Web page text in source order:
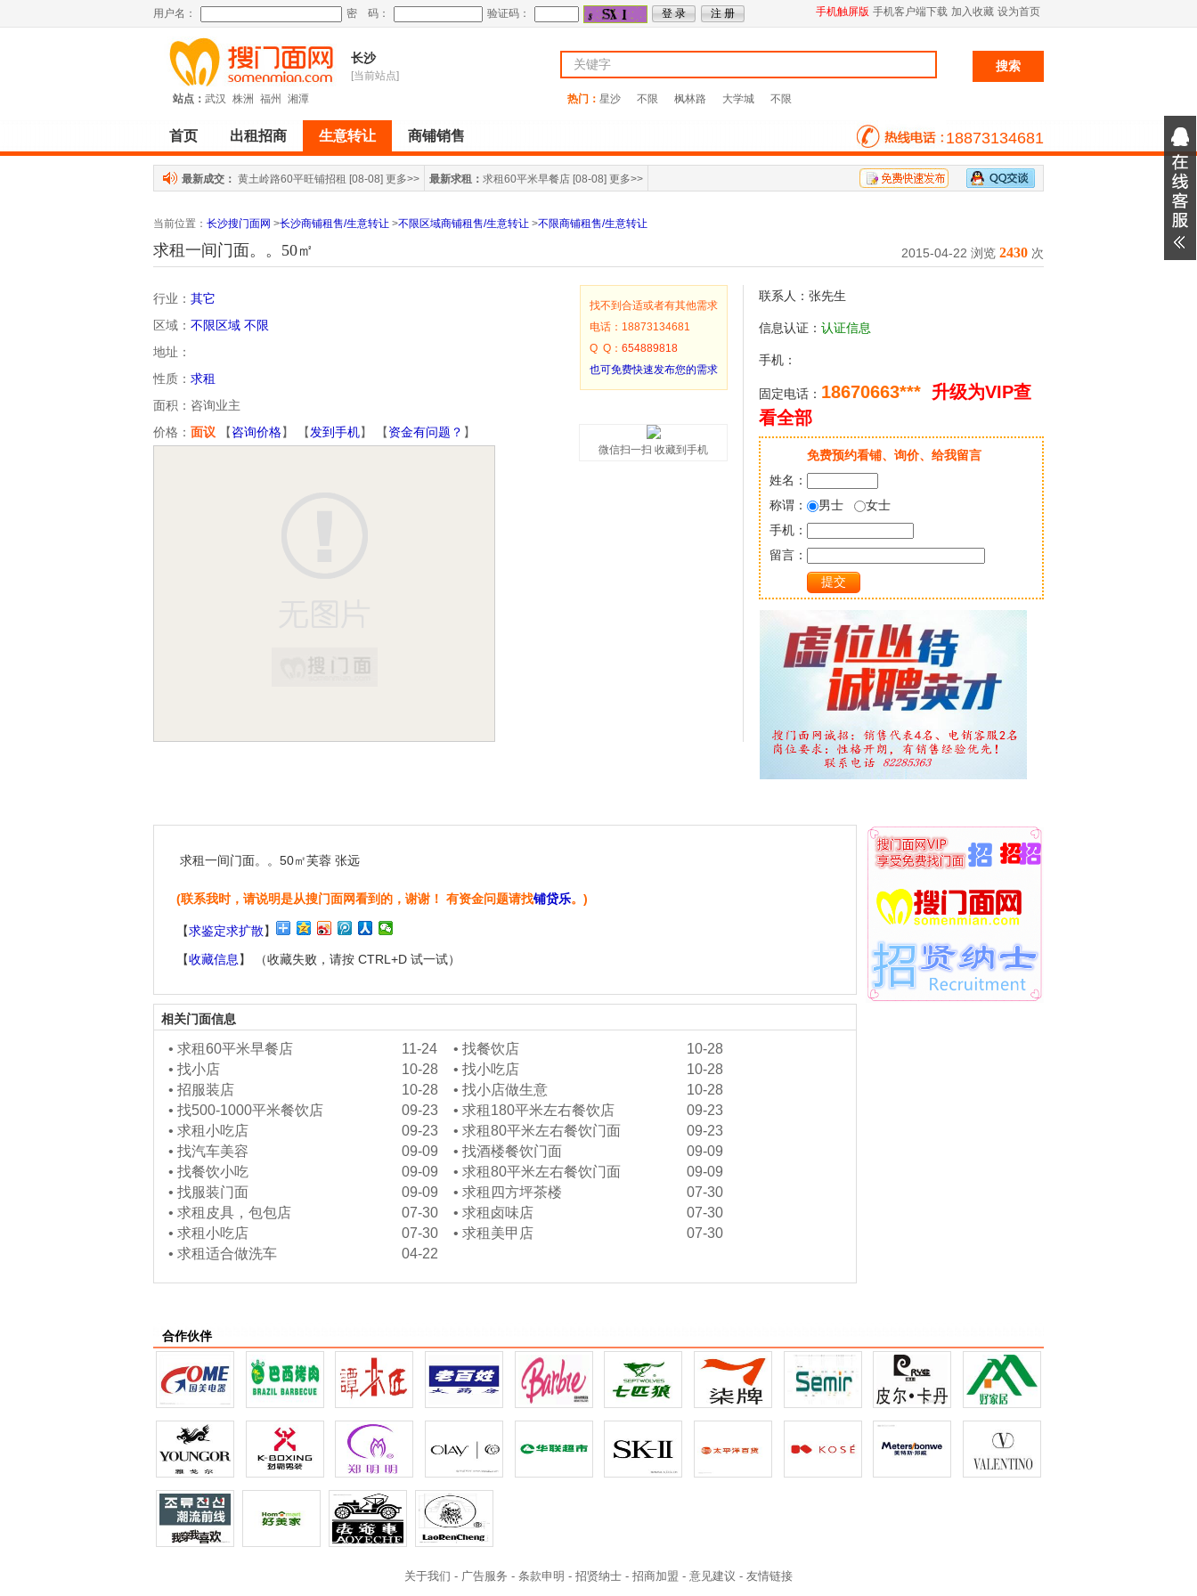
用户名： 密 码： 验证码： 手机触屏版 手机客户端下载 加入收藏 设为首页
长沙
[当前站点]
站点： 武汉 株洲 福州 湘潭 热门： 星沙 不限 枫林路 大学城 不限
首页 出租招商 生意转让 商铺销售 18873134681
最新成交： 黄土岭路60平旺铺招租 [08-08] 更多>> 最新求租： 求租60平米早餐店 [08-08] 更多>>
当前位置 ： 长沙搜门面网 >长沙商铺租售/生意转让 >不限区域商铺租售/生意转让 >不限商铺租售/生意转让
求租一间门面。。50㎡ 2015-04-22 浏览 2430 次
行业： 其它
区域： 不限区域 不限
地址：
性质： 求租
面积：咨询业主
价格： 面议 【咨询价格】 【发到手机】 【资金有问题？ 】
找不到合适或者有其他需求
电话：18873134681
Q Q： 654889818
也可免费快速发布您的需求
微信扫一扫 收藏到手机
联系人：张先生
信息认证： 认证信息
手机：
固定电话： 18670663*** 升级为VIP查
看全部
免费预约看铺、询价、给我留言
姓名：
称谓：
男士
女士
手机：
留言：
求租一间门面。。50㎡芙蓉 张远
(联系我时，请说明是从搜门面网看到的，谢谢！ 有资金问题请找铺贷乐。)
【求鉴定求扩散】
【收藏信息 】 （收藏失败，请按 CTRL+D 试一试）
相关门面信息
• 求租60平米早餐店 11-24 • 找餐饮店
10-28
• 找小店 10-28 • 找小吃店
10-28
• 招服装店 10-28 • 找小店做生意
10-28
• 找500-1000平米餐饮店 09-23 • 求租180平米左右餐饮店
09-23
• 求租小吃店 09-23 • 求租80平米左右餐饮门面
09-23
• 找汽车美容 09-09 • 找酒楼餐饮门面
09-09
• 找餐饮小吃 09-09 • 求租80平米左右餐饮门面
09-09
• 找服装门面 09-09 • 求租四方坪茶楼
07-30
• 求租皮具，包包店 07-30 • 求租卤味店
07-30
• 求租小吃店 07-30 • 求租美甲店
07-30
• 求租适合做洗车 04-22
合作伙伴
关于我们 - 广告服务 - 条款申明 - 招贤纳士 - 招商加盟 - 意见建议 - 友情链接